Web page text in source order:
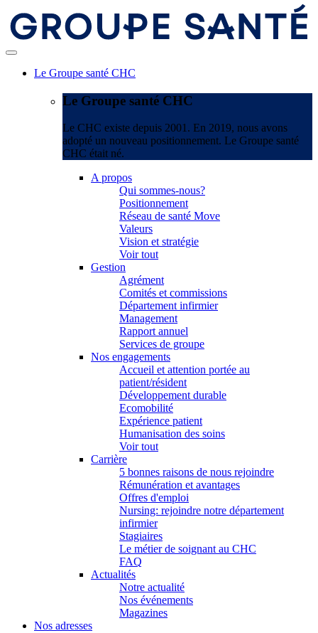
Le Groupe santé CHC
Le Groupe santé CHC
Le CHC existe depuis 2001. En 2019, nous avons
adopté un nouveau positionnement. Le Groupe santé
CHC était né.
A propos
Qui sommes-nous?
Positionnement
Réseau de santé Move
Valeurs
Vision et stratégie
Voir tout
Gestion
Agrément
Comités et commissions
Département infirmier
Management
Rapport annuel
Services de groupe
Nos engagements
Accueil et attention portée au
patient/résident
Développement durable
Ecomobilité
Expérience patient
Humanisation des soins
Voir tout
Carrière
5 bonnes raisons de nous rejoindre
Rémunération et avantages
Offres d'emploi
Nursing: rejoindre notre département
infirmier
Stagiaires
Le métier de soignant au CHC
FAQ
Actualités
Notre actualité
Nos événements
Magazines
Nos adresses